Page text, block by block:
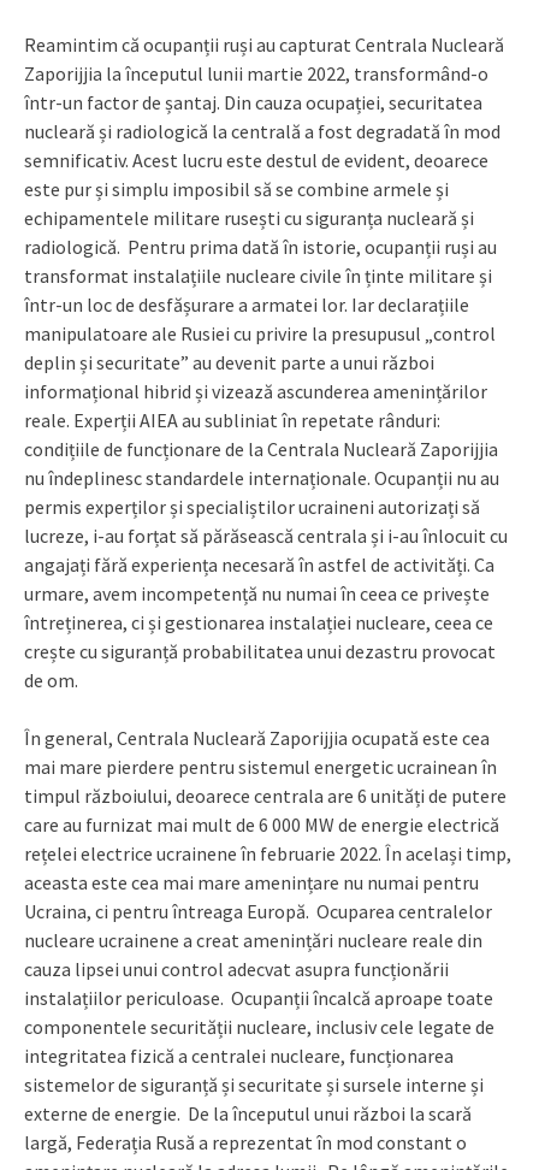
Reamintim că ocupanții ruși au capturat Centrala Nucleară
Zaporijjia la începutul lunii martie 2022, transformând-o
într-un factor de șantaj. Din cauza ocupației, securitatea
nucleară și radiologică la centrală a fost degradată în mod
semnificativ. Acest lucru este destul de evident, deoarece
este pur și simplu imposibil să se combine armele și
echipamentele militare rusești cu siguranța nucleară și
radiologică. Pentru prima dată în istorie, ocupanții ruși au
transformat instalațiile nucleare civile în ținte militare și
într-un loc de desfășurare a armatei lor. Iar declarațiile
manipulatoare ale Rusiei cu privire la presupusul „control
deplin și securitate” au devenit parte a unui război
informațional hibrid și vizează ascunderea amenințărilor
reale. Experții AIEA au subliniat în repetate rânduri:
condițiile de funcționare de la Centrala Nucleară Zaporijjia
nu îndeplinesc standardele internaționale. Ocupanții nu au
permis experților și specialiștilor ucraineni autorizați să
lucreze, i-au forțat să părăsească centrala și i-au înlocuit cu
angajați fără experiența necesară în astfel de activități. Ca
urmare, avem incompetență nu numai în ceea ce privește
întreținerea, ci și gestionarea instalației nucleare, ceea ce
crește cu siguranță probabilitatea unui dezastru provocat
de om.
În general, Centrala Nucleară Zaporijjia ocupată este cea
mai mare pierdere pentru sistemul energetic ucrainean în
timpul războiului, deoarece centrala are 6 unități de putere
care au furnizat mai mult de 6 000 MW de energie electrică
rețelei electrice ucrainene în februarie 2022. În același timp,
aceasta este cea mai mare amenințare nu numai pentru
Ucraina, ci pentru întreaga Europă. Ocuparea centralelor
nucleare ucrainene a creat amenințări nucleare reale din
cauza lipsei unui control adecvat asupra funcționării
instalațiilor periculoase. Ocupanții încalcă aproape toate
componentele securității nucleare, inclusiv cele legate de
integritatea fizică a centralei nucleare, funcționarea
sistemelor de siguranță și securitate și sursele interne și
externe de energie. De la începutul unui război la scară
largă, Federația Rusă a reprezentat în mod constant o